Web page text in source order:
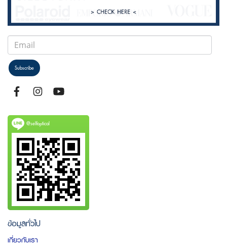
Subscribe
@selfoptical
ข้อมูลทั่วไป
เกี่ยวกับเรา